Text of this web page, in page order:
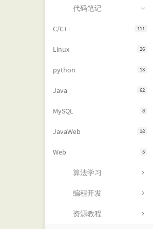
代码笔记
111
C/C++
26
Linux
13
python
62
Java
8
MySQL
18
JavaWeb
5
Web
算法学习
编程开发
资源教程